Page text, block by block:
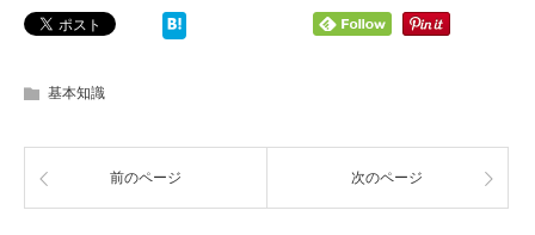
基本知識
前のページ 次のページ